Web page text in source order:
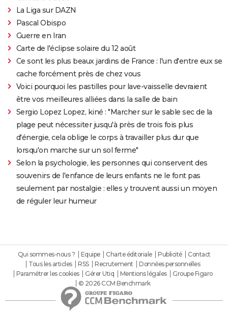
La Liga sur DAZN
Pascal Obispo
Guerre en Iran
Carte de l'éclipse solaire du 12 août
Ce sont les plus beaux jardins de France : l'un d'entre eux se
cache forcément près de chez vous
Voici pourquoi les pastilles pour lave-vaisselle devraient
être vos meilleures alliées dans la salle de bain
Sergio Lopez Lopez, kiné : "Marcher sur le sable sec de la
plage peut nécessiter jusqu'à près de trois fois plus
d'énergie, cela oblige le corps à travailler plus dur que
lorsqu'on marche sur un sol ferme"
Selon la psychologie, les personnes qui conservent des
souvenirs de l'enfance de leurs enfants ne le font pas
seulement par nostalgie : elles y trouvent aussi un moyen
de réguler leur humeur
Qui sommes-nous ? Equipe Charte éditoriale Publicité
Contact
Tous les articles
RSS Recrutement
Données personnelles
Paramétrer les cookies
Gérer Utiq Mentions légales
Groupe Figaro
© 2026 CCM Benchmark